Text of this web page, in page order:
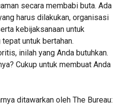
secara membabi buta. Ada
harus dilakukan, organisasi
kebijaksanaan untuk
untuk bertahan.
inilah yang Anda butuhkan.
Cukup untuk membuat Anda
ditawarkan oleh The Bureau: